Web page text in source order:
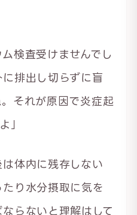
検査受けませんでし
排出し切らずに盲
それが原因で炎症起
」
体内に残存しない
り水分摂取に気を
らないと理解はして